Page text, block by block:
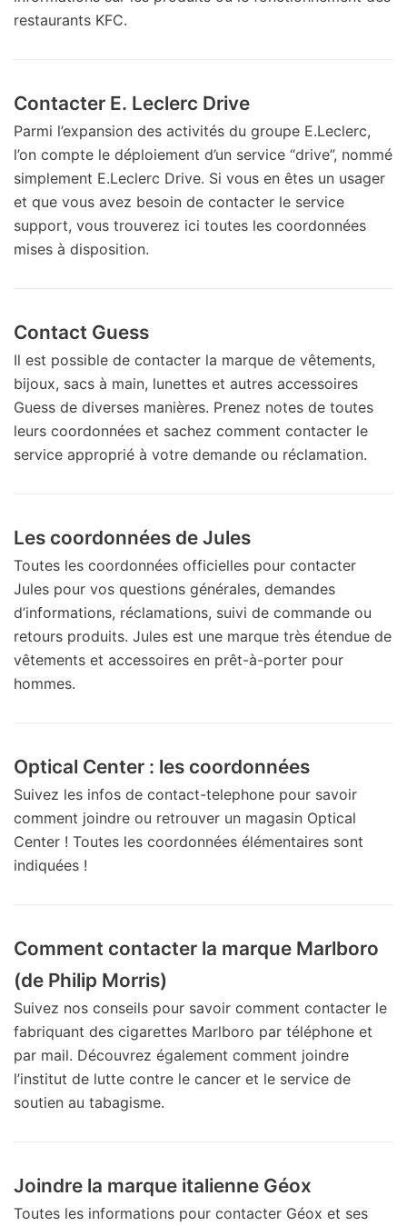
restaurants KFC.
Contacter E. Leclerc Drive
Parmi l’expansion des activités du groupe E.Leclerc,
l’on compte le déploiement d’un service “drive”, nommé
simplement E.Leclerc Drive. Si vous en êtes un usager
et que vous avez besoin de contacter le service
support, vous trouverez ici toutes les coordonnées
mises à disposition.
Contact Guess
Il est possible de contacter la marque de vêtements,
bijoux, sacs à main, lunettes et autres accessoires
Guess de diverses manières. Prenez notes de toutes
leurs coordonnées et sachez comment contacter le
service approprié à votre demande ou réclamation.
Les coordonnées de Jules
Toutes les coordonnées officielles pour contacter
Jules pour vos questions générales, demandes
d’informations, réclamations, suivi de commande ou
retours produits. Jules est une marque très étendue de
vêtements et accessoires en prêt-à-porter pour
hommes.
Optical Center : les coordonnées
Suivez les infos de contact-telephone pour savoir
comment joindre ou retrouver un magasin Optical
Center ! Toutes les coordonnées élémentaires sont
indiquées !
Comment contacter la marque Marlboro
(de Philip Morris)
Suivez nos conseils pour savoir comment contacter le
fabriquant des cigarettes Marlboro par téléphone et
par mail. Découvrez également comment joindre
l’institut de lutte contre le cancer et le service de
soutien au tabagisme.
Joindre la marque italienne Géox
Toutes les informations pour contacter Géox et ses